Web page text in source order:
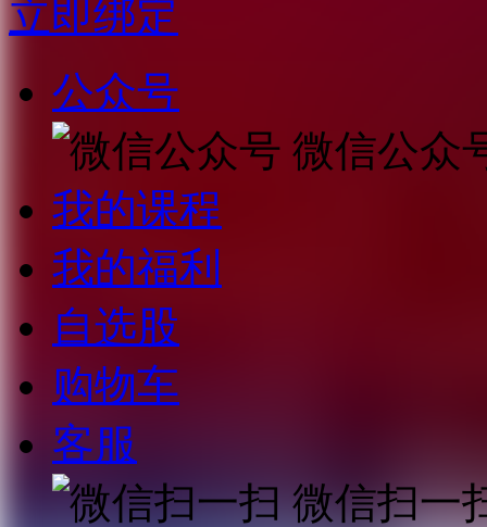
立即绑定
公众号
微信公众
我的课程
我的福利
自选股
购物车
客服
微信扫一